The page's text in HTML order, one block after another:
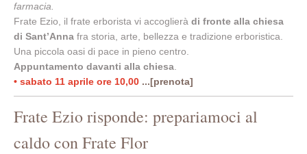
farmacia.
Frate Ezio, il frate erborista vi accoglierà di fronte alla chiesa
di Sant’Anna fra storia, arte, bellezza e tradizione erboristica.
Una piccola oasi di pace in pieno centro.
Appuntamento davanti alla chiesa
• sabato 11 aprile ore 10,00 ...[prenota]
Frate Ezio risponde: prepariamoci al
caldo con Frate Flor